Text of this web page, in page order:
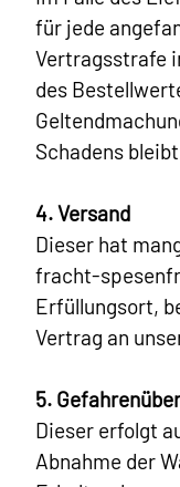
für jede
Vertragsstrafe
des
Schadens
4. Versand
Dieser hat
fracht-
Erfüllungsort,
Vertrag an
5.
Dieser erfolgt
Abnahme der